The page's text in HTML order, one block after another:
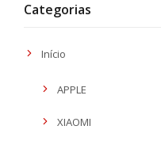
Categorias
Início
APPLE
XIAOMI